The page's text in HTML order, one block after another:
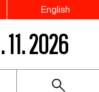
English
11. 2026